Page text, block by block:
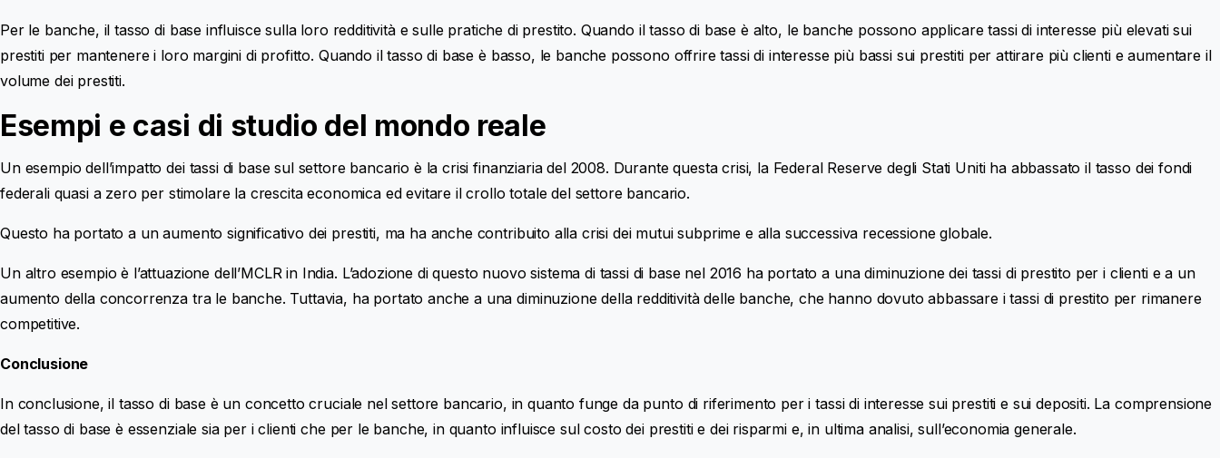
Per le banche, il tasso di base influisce sulla loro redditività e sulle pratiche di prestito. Quando il tasso di base è alto, le banche possono applicare tassi di interesse più elevati sui
prestiti per mantenere i loro margini di profitto. Quando il tasso di base è basso, le banche possono offrire tassi di interesse più bassi sui prestiti per attirare più clienti e aumentare il
volume dei prestiti.
Esempi e casi di studio del mondo reale
Un esempio dell’impatto dei tassi di base sul settore bancario è la crisi finanziaria del 2008. Durante questa crisi, la Federal Reserve degli Stati Uniti ha abbassato il tasso dei fondi
federali quasi a zero per stimolare la crescita economica ed evitare il crollo totale del settore bancario.
Questo ha portato a un aumento significativo dei prestiti, ma ha anche contribuito alla crisi dei mutui subprime e alla successiva recessione globale.
Un altro esempio è l’attuazione dell’MCLR in India. L’adozione di questo nuovo sistema di tassi di base nel 2016 ha portato a una diminuzione dei tassi di prestito per i clienti e a un
aumento della concorrenza tra le banche. Tuttavia, ha portato anche a una diminuzione della redditività delle banche, che hanno dovuto abbassare i tassi di prestito per rimanere
competitive.
Conclusione
In conclusione, il tasso di base è un concetto cruciale nel settore bancario, in quanto funge da punto di riferimento per i tassi di interesse sui prestiti e sui depositi. La comprensione
del tasso di base è essenziale sia per i clienti che per le banche, in quanto influisce sul costo dei prestiti e dei risparmi e, in ultima analisi, sull’economia generale.